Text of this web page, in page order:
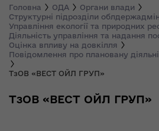
Головна ОДА
Органи влади
Структурні підрозділи
Управління екології та природних
Діяльність управління та надання
Оцінка впливу на довкілля
Повідомлення про плановану
ТзОВ «ВЕСТ ОЙЛ ГРУП»
ТзОВ «ВЕСТ ОЙЛ ГРУП»